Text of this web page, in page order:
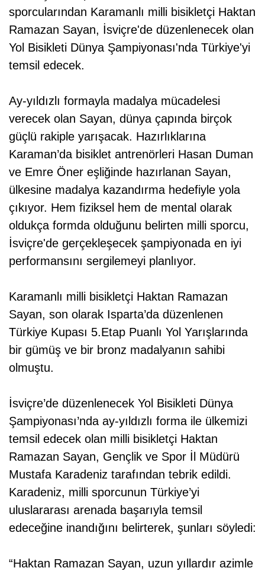
sporcularından Karamanlı milli bisikletçi Haktan
Ramazan Sayan, İsviçre'de düzenlenecek olan
Yol Bisikleti Dünya Şampiyonası'nda Türkiye'yi
temsil edecek.
Ay-yıldızlı formayla madalya mücadelesi
verecek olan Sayan, dünya çapında birçok
güçlü rakiple yarışacak. Hazırlıklarına
Karaman’da bisiklet antrenörleri Hasan Duman
ve Emre Öner eşliğinde hazırlanan Sayan,
ülkesine madalya kazandırma hedefiyle yola
çıkıyor. Hem fiziksel hem de mental olarak
oldukça formda olduğunu belirten milli sporcu,
İsviçre'de gerçekleşecek şampiyonada en iyi
performansını sergilemeyi planlıyor.
Karamanlı milli bisikletçi Haktan Ramazan
Sayan, son olarak Isparta’da düzenlenen
Türkiye Kupası 5.Etap Puanlı Yol Yarışlarında
bir gümüş ve bir bronz madalyanın sahibi
olmuştu.
İsviçre’de düzenlenecek Yol Bisikleti Dünya
Şampiyonası’nda ay-yıldızlı forma ile ülkemizi
temsil edecek olan milli bisikletçi Haktan
Ramazan Sayan, Gençlik ve Spor İl Müdürü
Mustafa Karadeniz tarafından tebrik edildi.
Karadeniz, milli sporcunun Türkiye’yi
uluslararası arenada başarıyla temsil
edeceğine inandığını belirterek, şunları söyledi:
“Haktan Ramazan Sayan, uzun yıllardır azimle